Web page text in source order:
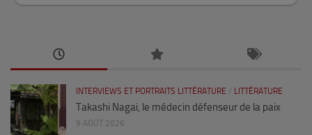
INTERVIEWS ET PORTRAITS LITTÉRATURE / LITTÉRATURE
Takashi Nagai, le médecin défenseur de la paix
9 AOÛT 2026